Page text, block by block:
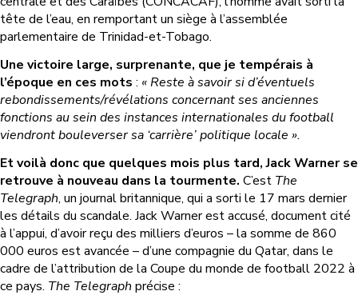
tête de l’eau, en remportant un siège à l’assemblée
parlementaire de Trinidad-et-Tobago.
Une victoire large, surprenante, que je tempérais à
l’époque en ces mots : « Reste à savoir si d’éventuels
rebondissements/révélations concernant ses anciennes
fonctions au sein des instances internationales du football
viendront bouleverser sa ‘carrière’ politique locale ».
Et voilà donc que quelques mois plus tard, Jack Warner se
retrouve à nouveau dans la tourmente. C’est The
Telegraph, un journal britannique, qui a sorti le 17 mars dernier
les détails du scandale. Jack Warner est accusé, document cité
à l’appui, d’avoir reçu des milliers d’euros – la somme de 860
000 euros est avancée – d’une compagnie du Qatar, dans le
cadre de l’attribution de la Coupe du monde de football 2022 à
ce pays. The Telegraph précise :